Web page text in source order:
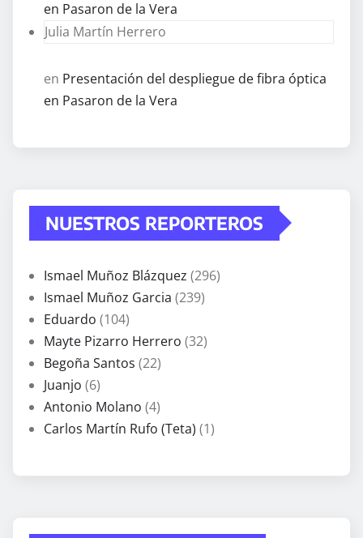
en Pasaron de la Vera
Julia Martín Herrero
en Presentación del despliegue de fibra óptica
en Pasaron de la Vera
NUESTROS REPORTEROS
Ismael Muñoz Blázquez (296)
Ismael Muñoz Garcia (239)
Eduardo (104)
Mayte Pizarro Herrero (32)
Begoña Santos (22)
Juanjo (6)
Antonio Molano (4)
Carlos Martín Rufo (Teta) (1)